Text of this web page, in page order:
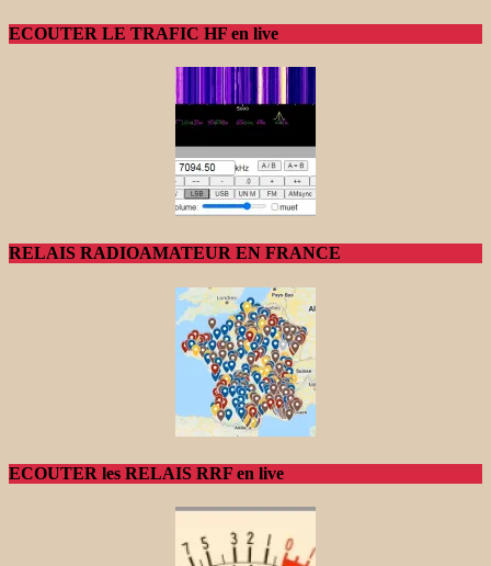
ECOUTER LE TRAFIC HF en live
RELAIS RADIOAMATEUR EN FRANCE
ECOUTER les RELAIS RRF en live